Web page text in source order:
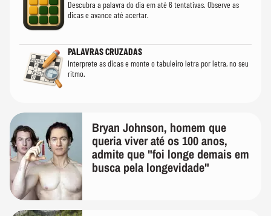
Descubra a palavra do dia em até 6 tentativas. Observe as
dicas e avance até acertar.
PALAVRAS CRUZADAS
Interprete as dicas e monte o tabuleiro letra por letra, no seu
ritmo.
Bryan Johnson, homem que
queria viver até os 100 anos,
admite que "foi longe demais em
busca pela longevidade"